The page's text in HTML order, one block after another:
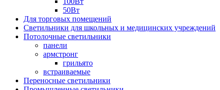
50Вт
Для торговых помещений
Светильники для школьных и медицинских учреждений
Потолочные светильники
панели
армстронг
грильято
встраиваемые
Переносные светильники